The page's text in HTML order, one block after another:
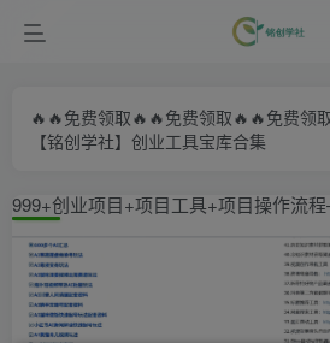
🔥🔥免费领取🔥🔥免费领取🔥🔥免
【铭创学社】创业工具宝库合集
999+创业项目+项目工具+项目操作流